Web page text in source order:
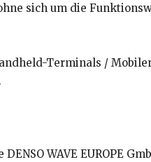
sich um die
Terminals /
WAVE EUROPE